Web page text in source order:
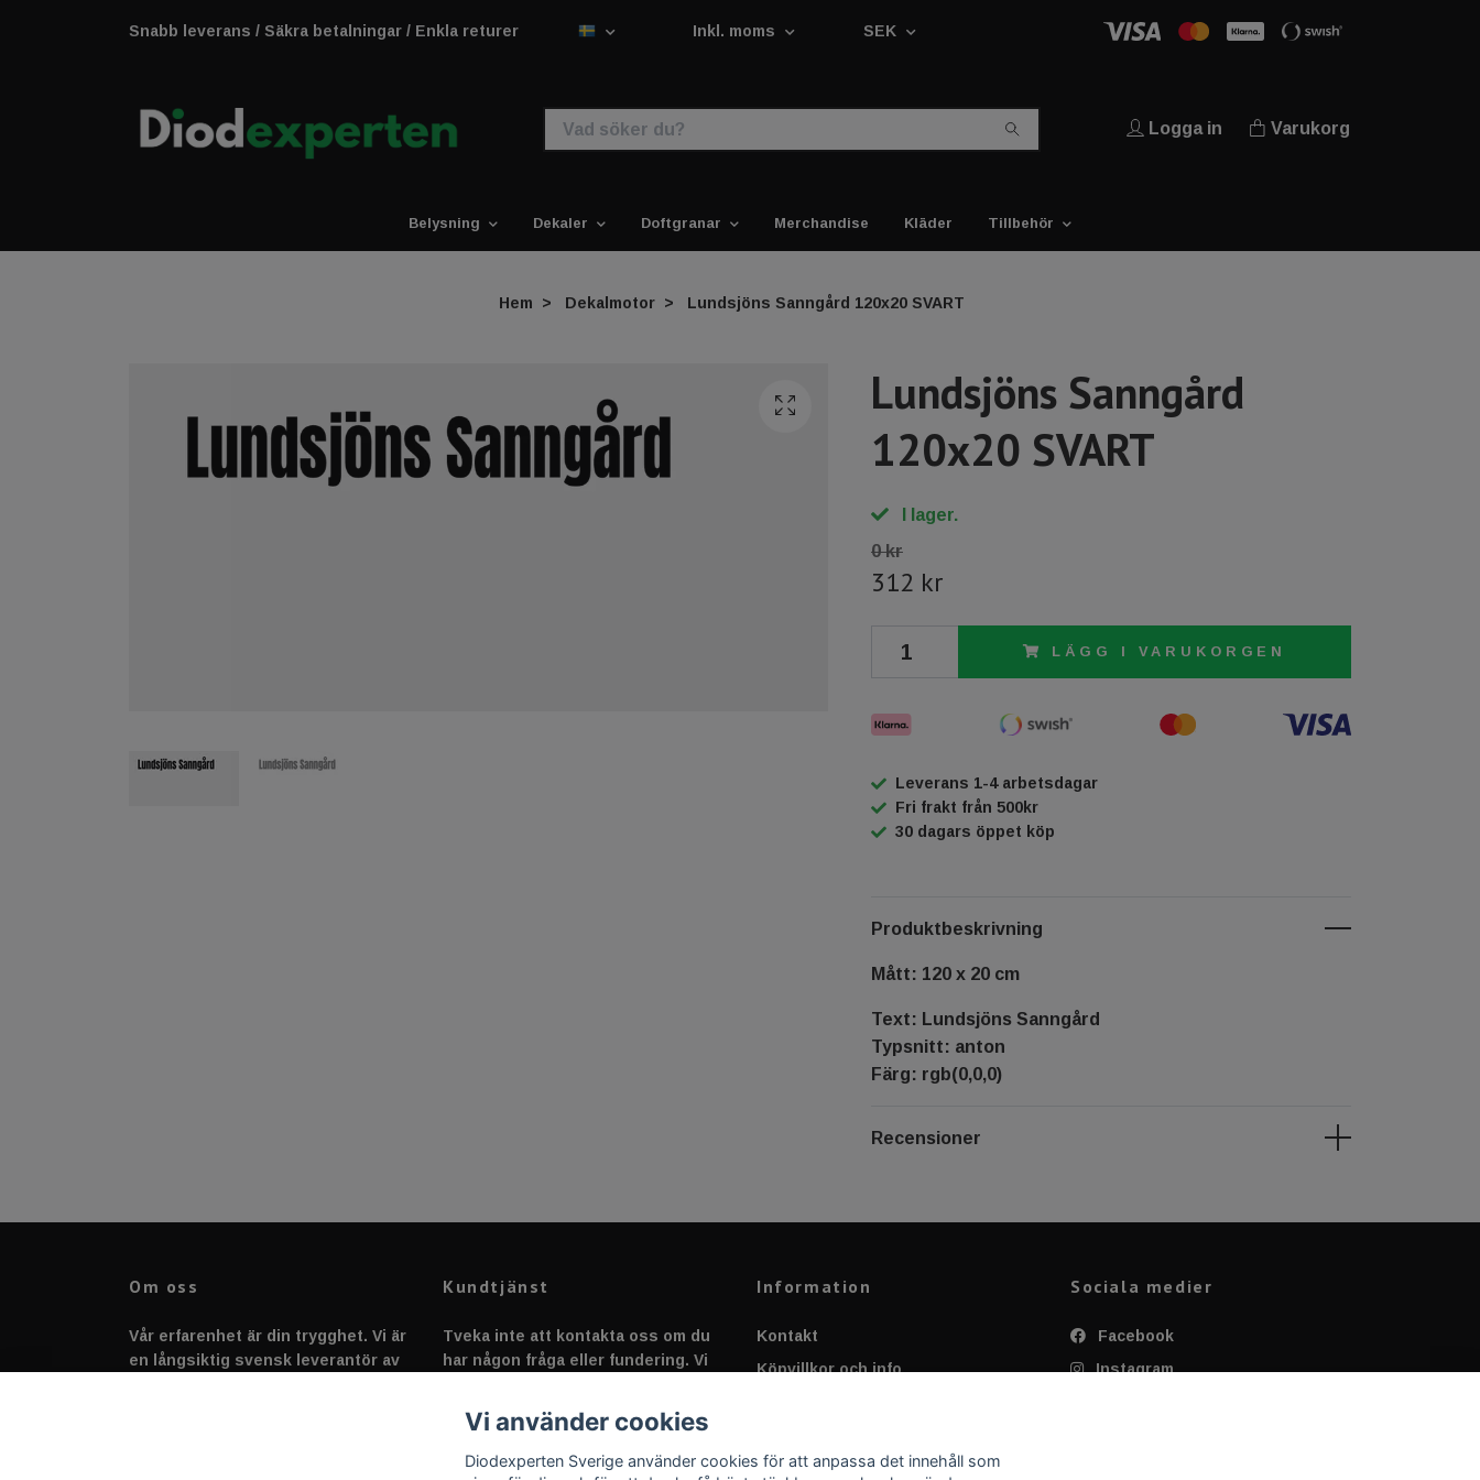
Snabb leverans / Säkra betalningar / Enkla returer Inkl. moms SEK
Logga in Varukorg
Belysning Dekaler Doftgranar Merchandise Kläder Tillbehör
Hem Dekalmotor Lundsjöns Sanngård 120x20 SVART
Lundsjöns Sanngård
120x20 SVART
I lager.
0 kr
312 kr
LÄGG I VARUKORGEN
Leverans 1-4 arbetsdagar
Fri frakt från 500kr
30 dagars öppet köp
Produktbeskrivning
Mått: 120 x 20 cm
Text: Lundsjöns Sanngård
Typsnitt: anton
Färg: rgb(0,0,0)
Recensioner
Om oss
Vår erfarenhet är din trygghet. Vi är
en långsiktig svensk leverantör av
Kundtjänst
Tveka inte att kontakta oss om du
har någon fråga eller fundering. Vi
Information
Kontakt
Köpvillkor och info
Applicering av Dekal
Sociala medier
Facebook
Instagram
Vi använder cookies
Diodexperten Sverige använder cookies för att anpassa det innehåll som